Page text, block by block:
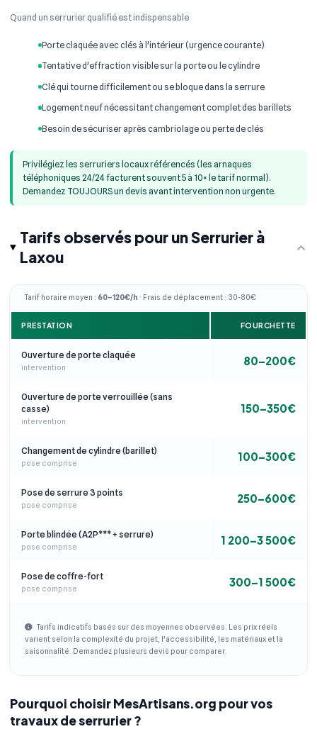
Quand un serrurier qualifié est indispensable
Porte claquée avec clés à l'intérieur (urgence courante)
Tentative d'effraction visible sur la porte ou le cylindre
Clé qui tourne difficilement ou se bloque dans la serrure
Logement neuf nécessitant changement complet des barillets
Besoin de sécuriser après cambriolage ou perte de clés
Privilégiez les serruriers locaux référencés (les arnaques
téléphoniques 24/24 facturent souvent 5 à 10× le tarif normal).
Demandez TOUJOURS un devis avant intervention non urgente.
Tarifs observés pour un Serrurier à
Laxou
Tarif horaire moyen : 60–120€/h · Frais de déplacement : 30-80€
PRESTATION FOURCHETTE
Ouverture de porte claquée
intervention 80–200€
Ouverture de porte verrouillée (sans
casse)
intervention
150–350€
Changement de cylindre (barillet)
pose comprise 100–300€
Pose de serrure 3 points
pose comprise 250–600€
Porte blindée (A2P*** + serrure)
pose comprise 1 200–3 500€
Pose de coffre-fort
pose comprise 300–1 500€
Tarifs indicatifs basés sur des moyennes observées. Les prix réels
varient selon la complexité du projet, l'accessibilité, les matériaux et la
saisonnalité. Demandez plusieurs devis pour comparer.
Pourquoi choisir MesArtisans.org pour vos
travaux de serrurier ?